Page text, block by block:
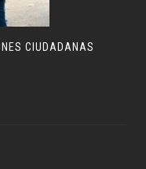
CIUDADANAS